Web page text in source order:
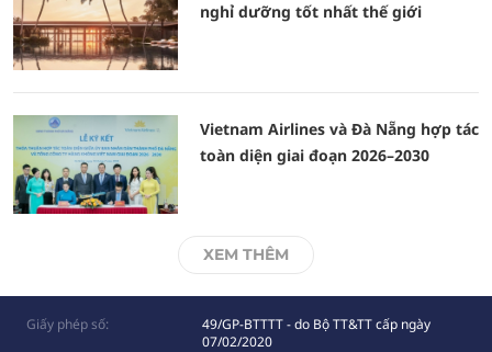
nghỉ dưỡng tốt nhất thế giới
Vietnam Airlines và Đà Nẵng hợp tác
toàn diện giai đoạn 2026–2030
XEM THÊM
Giấy phép số:
49/GP-BTTTT - do Bộ TT&TT cấp ngày
07/02/2020